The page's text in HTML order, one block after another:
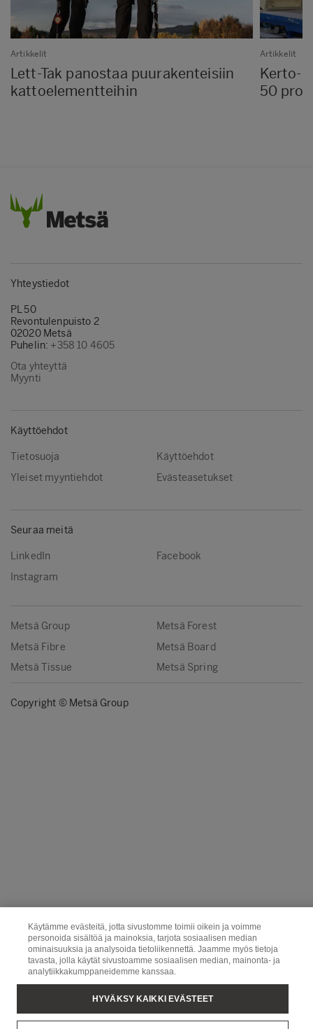
Artikkelit
Lett-Tak panostaa puurakenteisiin
kattoelementteihin
Artikkelit
Kerto-
50
Yhteystiedot
PL 50
Revontulenpuisto 2
02020 Metsä
Puhelin: +358 10 4605
Ota yhteyttä
Myynti
Käyttöehdot
Tietosuoja
Käyttöehdot
Yleiset myyntiehdot
Evästeasetukset
Seuraa meitä
LinkedIn
Facebook
Instagram
Metsä Group
Metsä Forest
Metsä Fibre
Metsä Board
Metsä Tissue
Metsä Spring
Copyright © Metsä Group
Käytämme evästeitä, jotta sivustomme toimii oikein ja voimme
personoida sisältöä ja mainoksia, tarjota sosiaalisen median
ominaisuuksia ja analysoida tietoliikennettä. Jaamme myös tietoja
tavasta, jolla käytät sivustoamme sosiaalisen median, mainonta- ja
analytiikkakumppaneidemme kanssaa.
HYVÄKSY KAIKKI EVÄSTEET